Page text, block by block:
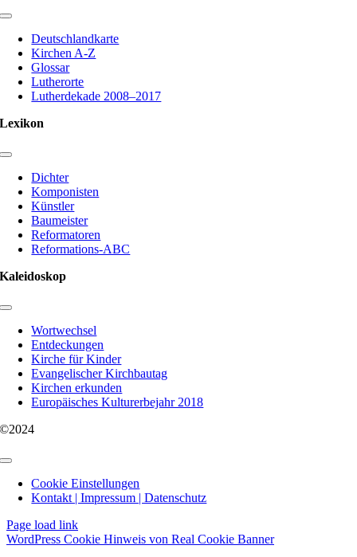
Toggle
NavigationDeutschlandkarte
Kirchen A-Z
Glossar
Lutherorte
Lutherdekade 2008–2017
Lexikon
Toggle
Navigation
Dichter
Komponisten
Künstler
Baumeister
Reformatoren
Reformations-ABC
Kaleidoskop
Toggle
NavigationWortwechsel
Entdeckungen
Kirche für Kinder
Evangelischer Kirchbautag
Kirchen erkunden
Europäisches Kulturerbejahr 2018
©2024
Toggle
NavigationCookie Einstellungen
Kontakt | Impressum | Datenschutz
Page load link
WordPress Cookie Hinweis von Real Cookie Banner